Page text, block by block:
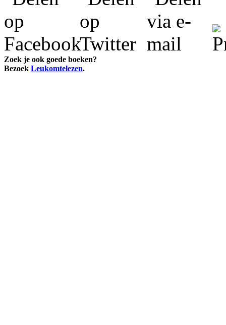
Zoek je ook goede boeken?
Bezoek Leukomtelezen.